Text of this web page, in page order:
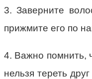
3. Заверните
прижмите его по
4. Важно помнить,
нельзя тереть